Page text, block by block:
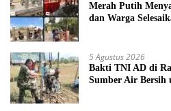
Merah Putih
dan Warga
5 Agustus 2026
Bakti TNI AD di
Sumber Air Bersih